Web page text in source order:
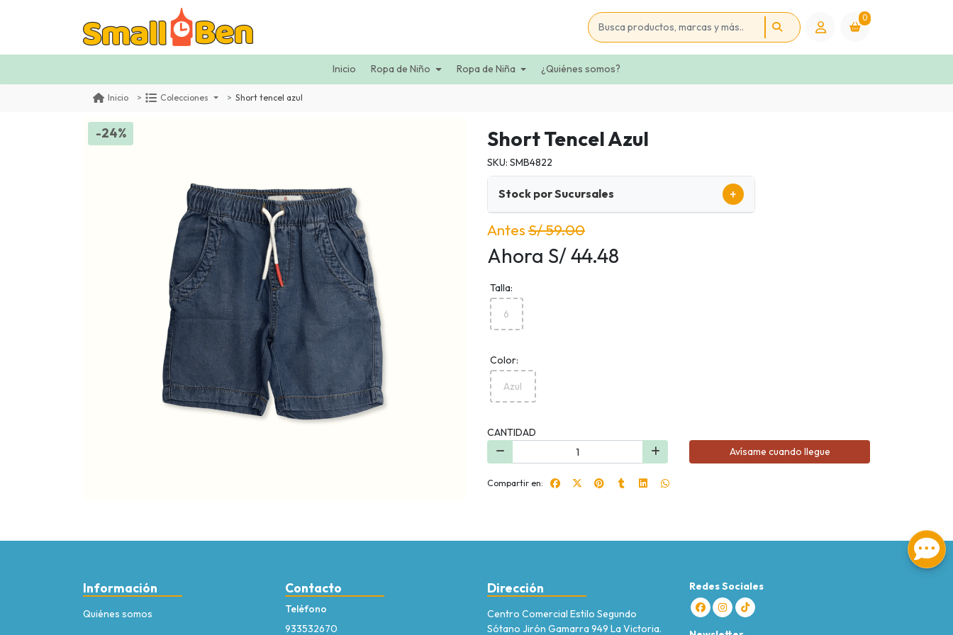
0
Inicio Ropa de Niño Ropa de Niña ¿Quiénes somos?
Inicio Colecciones Short tencel azul
-24% Short Tencel Azul
SKU: SMB4822
Stock por Sucursales +
AntesS/ 59.00
Ahora S/ 44.48
Talla:
6
Color:
Azul
CANTIDAD
Avísame cuando llegue
Compartir en:
Información
Quiénes somos
Contacto
Teléfono
933532670
Dirección
Centro Comercial Estilo Segundo
Sótano Jirón Gamarra 949 La Victoria.
Redes Sociales